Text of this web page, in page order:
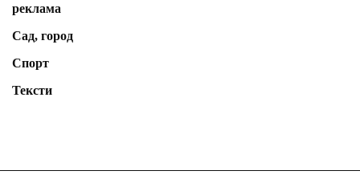
реклама
Сад, город
Спорт
Тексти